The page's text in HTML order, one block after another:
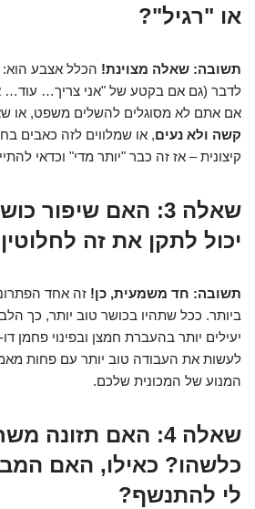
או "רגיל"?
תשובה: שאלה מצוינת! הכלל אצבע הוא:
לדבר (גם אם בקטע של "אני צריך… עוד…
אם אתם לא מסוגלים להשלים משפט, או
קשה ולא נעים, או שמלווים לזה כאבים
קיצונית – אז זה כבר "יותר מדי" וכדאי
שאלה 3:
האם שיפור
יכול לתקן את זה
תשובה: חד משמעית, כן! זה אחד
ביותר. ככל שתהיו בכושר טוב יותר, כך
יעילים יותר בהעברת חמצן ובפינוי פחמן
לעשות את העבודה טוב יותר עם פחות
המנוע של המכונית שלכם.
שאלה 4:
האם תזונה
כלשהו? כאילו, האם
לי להתנשף?